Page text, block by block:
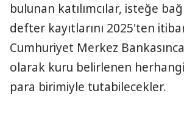
bulunan katılımcılar, isteğe
defter kayıtlarını 2025'ten
Cumhuriyet Merkez
olarak kuru belirlenen
para birimiyle tutabilecekler.